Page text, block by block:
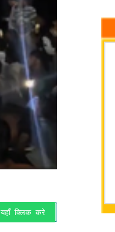
यहाँ क्लिक करे